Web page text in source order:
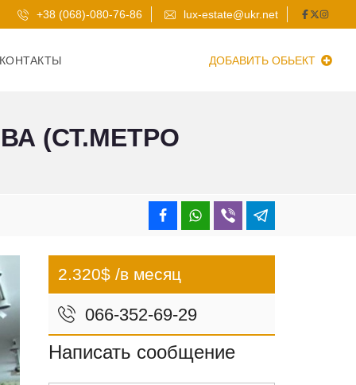
+38 (068)-080-76-86 lux-estate@ukr.net
ДОБАВИТЬ ОБЬЕКТ
(СТ.МЕТРО
2.320$ /в месяц
066-352-69-29
Написать сообщение